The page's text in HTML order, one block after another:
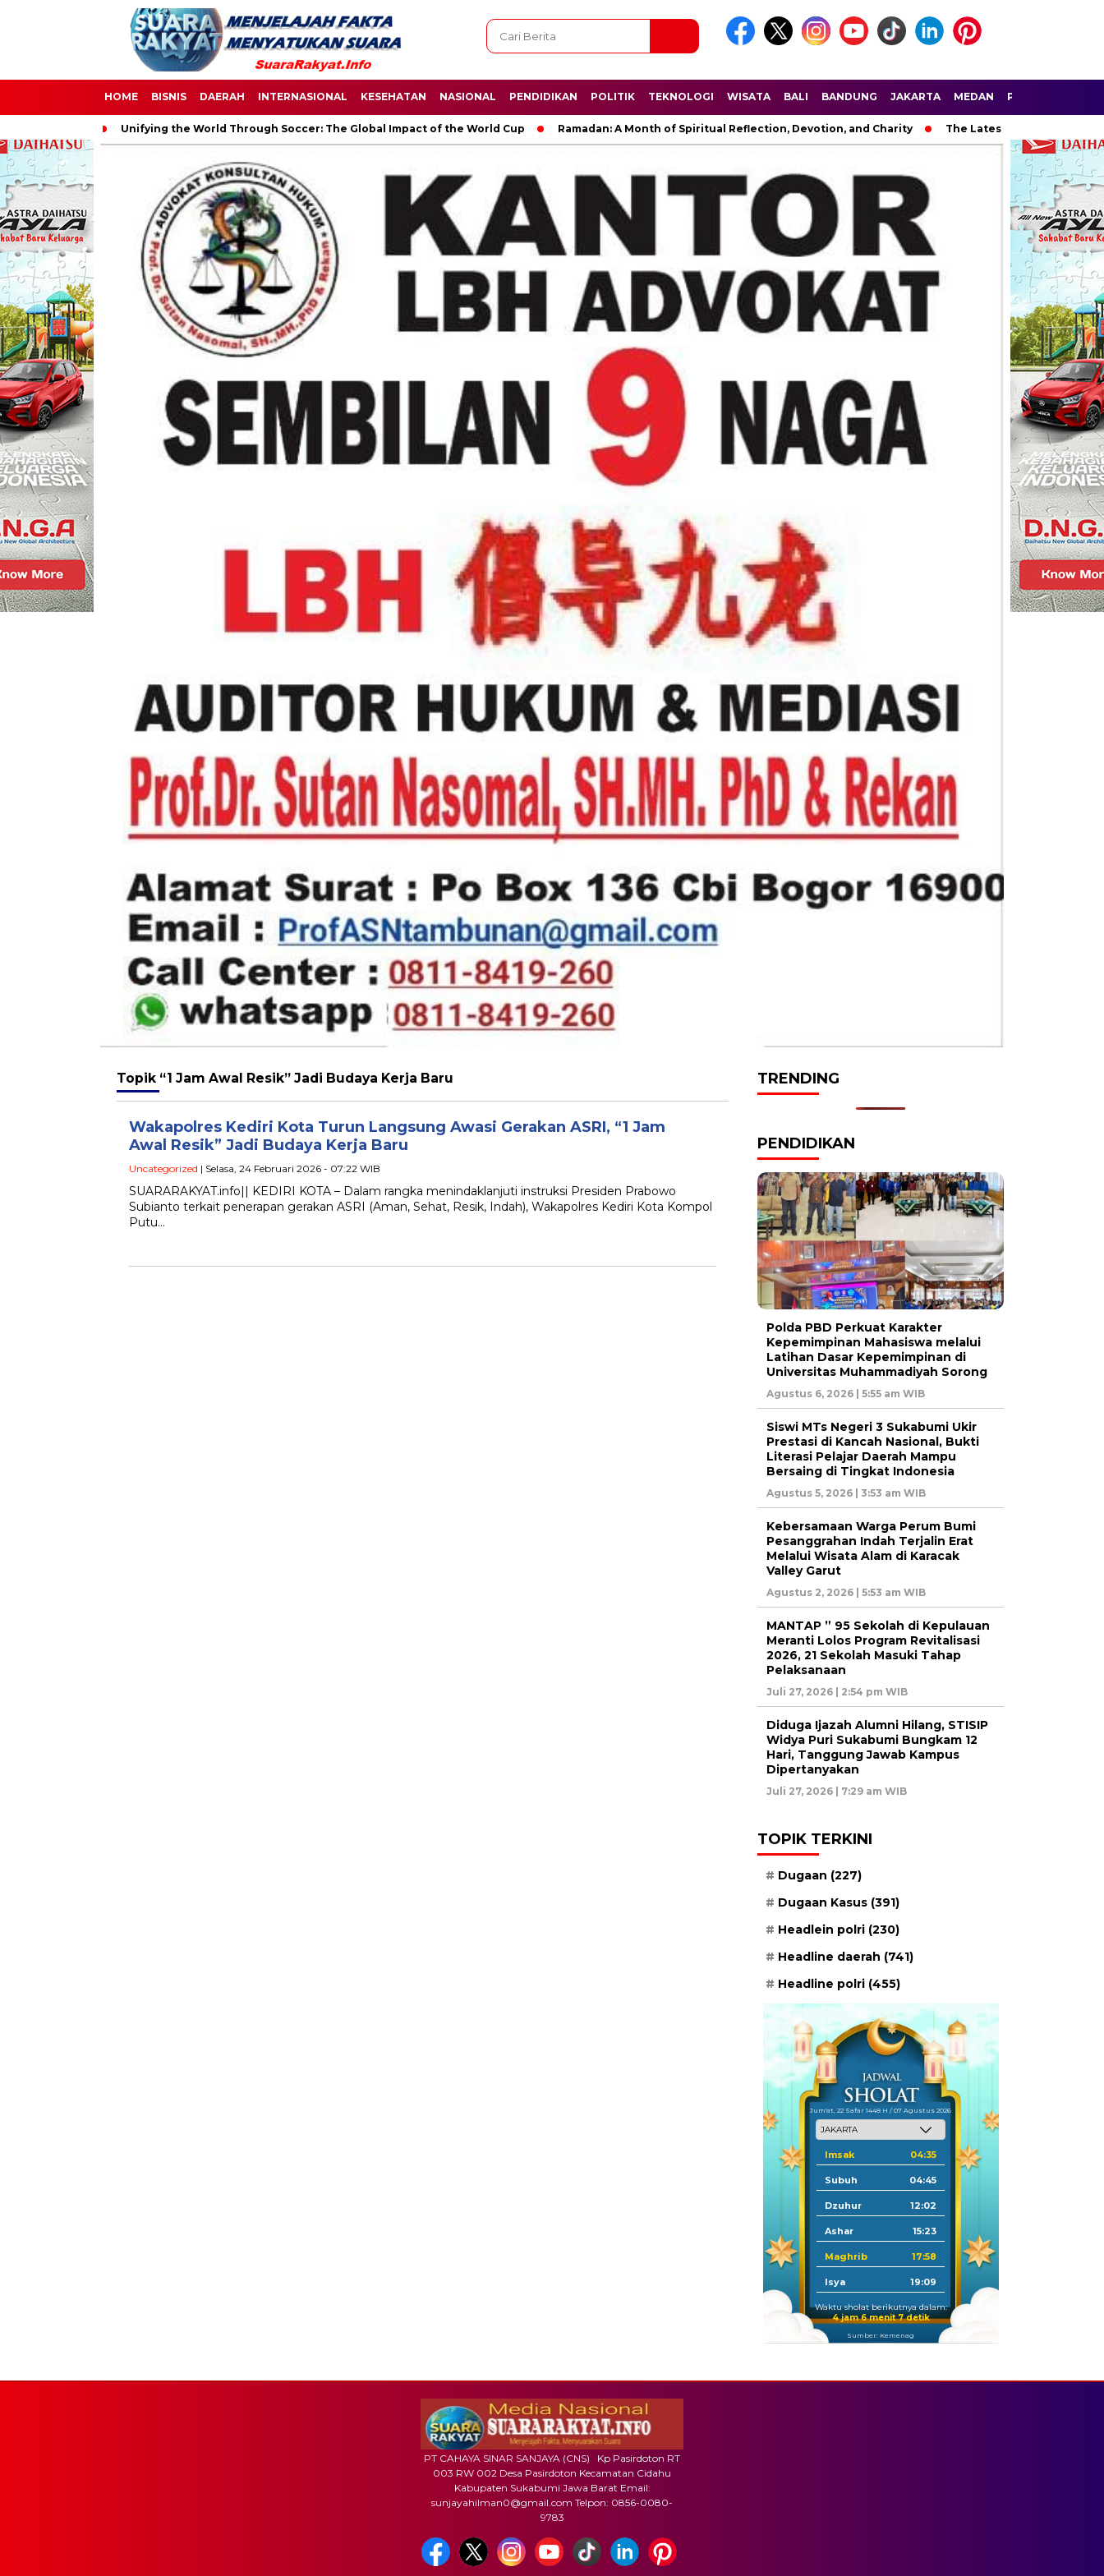
HOME BISNIS DAERAH INTERNASIONAL KESEHATAN NASIONAL PENDIDIKAN POLITIK TEKNOLOGI WISATA BALI BANDUNG JAKARTA MEDAN PALEMBANG
Unifying the World Through Soccer: The Global Impact of the World Cup Ramadan: A Month of Spiritual Reflection, Devotion, and Charity The Latest News in R&B
Topik “1 Jam Awal Resik” Jadi Budaya Kerja Baru
Wakapolres Kediri Kota Turun Langsung Awasi Gerakan ASRI, “1 Jam
Awal Resik” Jadi Budaya Kerja Baru
Uncategorized | Selasa, 24 Februari 2026 - 07:22 WIB
SUARARAKYAT.info|| KEDIRI KOTA – Dalam rangka menindaklanjuti instruksi Presiden Prabowo
Subianto terkait penerapan gerakan ASRI (Aman, Sehat, Resik, Indah), Wakapolres Kediri Kota Kompol
Putu…
TRENDING
PENDIDIKAN
Polda PBD Perkuat Karakter
Kepemimpinan Mahasiswa melalui
Latihan Dasar Kepemimpinan di
Universitas Muhammadiyah Sorong
Agustus 6, 2026 | 5:55 am WIB
Siswi MTs Negeri 3 Sukabumi Ukir
Prestasi di Kancah Nasional, Bukti
Literasi Pelajar Daerah Mampu
Bersaing di Tingkat Indonesia
Agustus 5, 2026 | 3:53 am WIB
Kebersamaan Warga Perum Bumi
Pesanggrahan Indah Terjalin Erat
Melalui Wisata Alam di Karacak
Valley Garut
Agustus 2, 2026 | 5:53 am WIB
MANTAP ” 95 Sekolah di Kepulauan
Meranti Lolos Program Revitalisasi
2026, 21 Sekolah Masuki Tahap
Pelaksanaan
Juli 27, 2026 | 2:54 pm WIB
Diduga Ijazah Alumni Hilang, STISIP
Widya Puri Sukabumi Bungkam 12
Hari, Tanggung Jawab Kampus
Dipertanyakan
Juli 27, 2026 | 7:29 am WIB
TOPIK TERKINI
Dugaan (227)
Dugaan Kasus (391)
Headlein polri (230)
Headline daerah (741)
Headline polri (455)
Jum'at, 22 Safar 1448 H / 07 Agustus 2026
Imsak 04:35
Subuh 04:45
Dzuhur 12:02
Ashar 15:23
Maghrib 17:58
Isya 19:09
Waktu sholat berikutnya dalam:
4 jam 6 menit 5 detik
Sumber: Kemenag
PT CAHAYA SINAR SANJAYA (CNS) Kp Pasirdoton RT
003 RW 002 Desa Pasirdoton Kecamatan Cidahu
Kabupaten Sukabumi Jawa Barat Email:
sunjayahilman0@gmail.com Telpon: 0856-0080-
9783